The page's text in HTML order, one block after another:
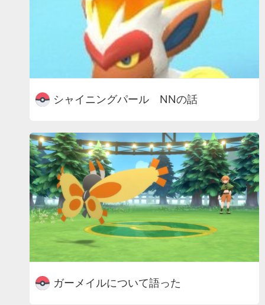
シャイニングパール NNの話
ガーメイルについて語った